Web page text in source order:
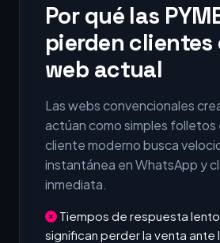
Por qué las
pierden clientes
web actual
Las webs convencionales
actúan como simples folletos
cliente moderno busca
instantánea en WhatsApp y
inmediata.
Tiempos de respuesta
significan perder la venta ante